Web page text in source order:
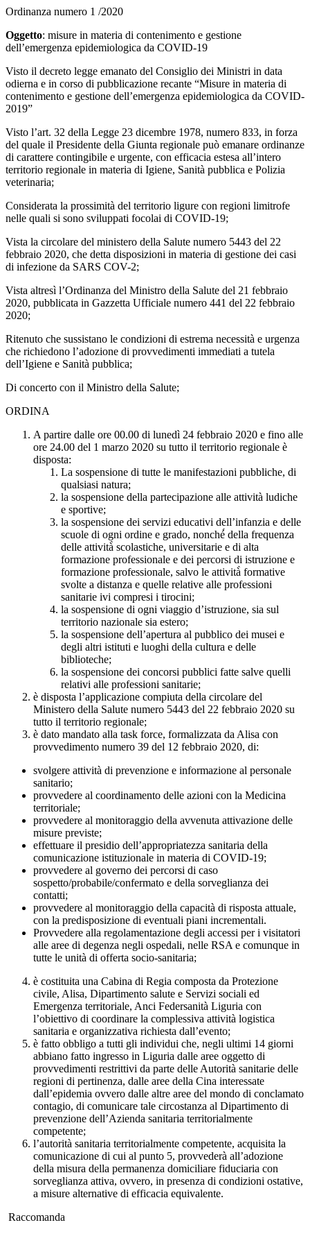
Ordinanza numero 1 /2020
Oggetto: misure in materia di contenimento e gestione
dell’emergenza epidemiologica da COVID-19
Visto il decreto legge emanato del Consiglio dei Ministri in data
odierna e in corso di pubblicazione recante “Misure in materia di
contenimento e gestione dell’emergenza epidemiologica da COVID-
2019”
Visto l’art. 32 della Legge 23 dicembre 1978, numero 833, in forza
del quale il Presidente della Giunta regionale può emanare ordinanze
di carattere contingibile e urgente, con efficacia estesa all’intero
territorio regionale in materia di Igiene, Sanità pubblica e Polizia
veterinaria;
Considerata la prossimità del territorio ligure con regioni limitrofe
nelle quali si sono sviluppati focolai di COVID-19;
Vista la circolare del ministero della Salute numero 5443 del 22
febbraio 2020, che detta disposizioni in materia di gestione dei casi
di infezione da SARS COV-2;
Vista altresì l’Ordinanza del Ministro della Salute del 21 febbraio
2020, pubblicata in Gazzetta Ufficiale numero 441 del 22 febbraio
2020;
Ritenuto che sussistano le condizioni di estrema necessità e urgenza
che richiedono l’adozione di provvedimenti immediati a tutela
dell’Igiene e Sanità pubblica;
Di concerto con il Ministro della Salute;
ORDINA
A partire dalle ore 00.00 di lunedì 24 febbraio 2020 e fino alle
ore 24.00 del 1 marzo 2020 su tutto il territorio regionale è
disposta:
La sospensione di tutte le manifestazioni pubbliche, di
qualsiasi natura;
la sospensione della partecipazione alle attività ludiche
e sportive;
la sospensione dei servizi educativi dell’infanzia e delle
scuole di ogni ordine e grado, nonché́ della frequenza
delle attività̀ scolastiche, universitarie e di alta
formazione professionale e dei percorsi di istruzione e
formazione professionale, salvo le attività̀ formative
svolte a distanza e quelle relative alle professioni
sanitarie ivi compresi i tirocini;
la sospensione di ogni viaggio d’istruzione, sia sul
territorio nazionale sia estero;
la sospensione dell’apertura al pubblico dei musei e
degli altri istituti e luoghi della cultura e delle
biblioteche;
la sospensione dei concorsi pubblici fatte salve quelli
relativi alle professioni sanitarie;
è disposta l’applicazione compiuta della circolare del
Ministero della Salute numero 5443 del 22 febbraio 2020 su
tutto il territorio regionale;
è dato mandato alla task force, formalizzata da Alisa con
provvedimento numero 39 del 12 febbraio 2020, di:
svolgere attività di prevenzione e informazione al personale
sanitario;
provvedere al coordinamento delle azioni con la Medicina
territoriale;
provvedere al monitoraggio della avvenuta attivazione delle
misure previste;
effettuare il presidio dell’appropriatezza sanitaria della
comunicazione istituzionale in materia di COVID-19;
provvedere al governo dei percorsi di caso
sospetto/probabile/confermato e della sorveglianza dei
contatti;
provvedere al monitoraggio della capacità di risposta attuale,
con la predisposizione di eventuali piani incrementali.
Provvedere alla regolamentazione degli accessi per i visitatori
alle aree di degenza negli ospedali, nelle RSA e comunque in
tutte le unità di offerta socio-sanitaria;
è costituita una Cabina di Regia composta da Protezione
civile, Alisa, Dipartimento salute e Servizi sociali ed
Emergenza territoriale, Anci Federsanità Liguria con
l’obiettivo di coordinare la complessiva attività logistica
sanitaria e organizzativa richiesta dall’evento;
è fatto obbligo a tutti gli individui che, negli ultimi 14 giorni
abbiano fatto ingresso in Liguria dalle aree oggetto di
provvedimenti restrittivi da parte delle Autorità sanitarie delle
regioni di pertinenza, dalle aree della Cina interessate
dall’epidemia ovvero dalle altre aree del mondo di conclamato
contagio, di comunicare tale circostanza al Dipartimento di
prevenzione dell’Azienda sanitaria territorialmente
competente;
l’autorità sanitaria territorialmente competente, acquisita la
comunicazione di cui al punto 5, provvederà all’adozione
della misura della permanenza domiciliare fiduciaria con
sorveglianza attiva, ovvero, in presenza di condizioni ostative,
a misure alternative di efficacia equivalente.
Raccomanda